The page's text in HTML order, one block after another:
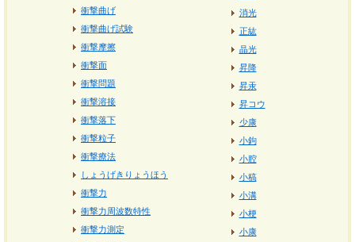
衝撃曲げ
衝撃曲げ試験
衝撃摩擦
衝撃面
衝撃問題
衝撃溶接
衝撃落下
衝撃粒子
衝撃療法
しょうげきりょうほう
衝撃力
衝撃力周波数特性
衝撃力測定
消光
正紘
晶光
昇降
昇汞
昇コウ
少康
小鉤
小腔
小稿
小溝
小梗
小康